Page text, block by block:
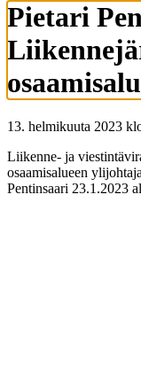
Pietari
13. helmikuuta 2023
Liikenne- ja
osaamisalueen
Pentinsaari 23.1.2023